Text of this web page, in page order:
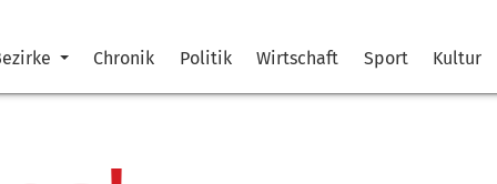
Chronik Politik Wirtschaft Sport Kultur